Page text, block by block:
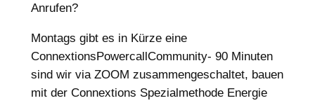
Anrufen?
Montags gibt es in Kürze eine
ConnextionsPowercallCommunity- 90 Minuten
sind wir via ZOOM zusammengeschaltet, bauen
mit der Connextions Spezialmethode Energie